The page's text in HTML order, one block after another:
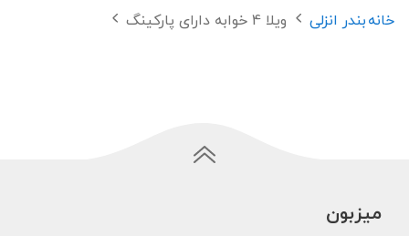
خانهبندر انزلی ویلا 4 خوابه دارای پارکینگ
میزبون